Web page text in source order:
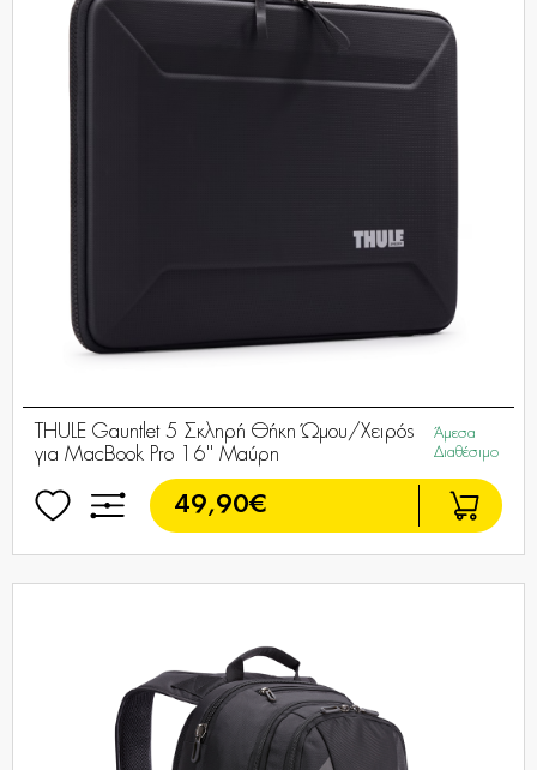
THULE Gauntlet 5 Σκληρή Θήκη Ώμου/Χειρός
για MacBook Pro 16'' Μαύρη
Άμεσα
Διαθέσιμο
49,90€